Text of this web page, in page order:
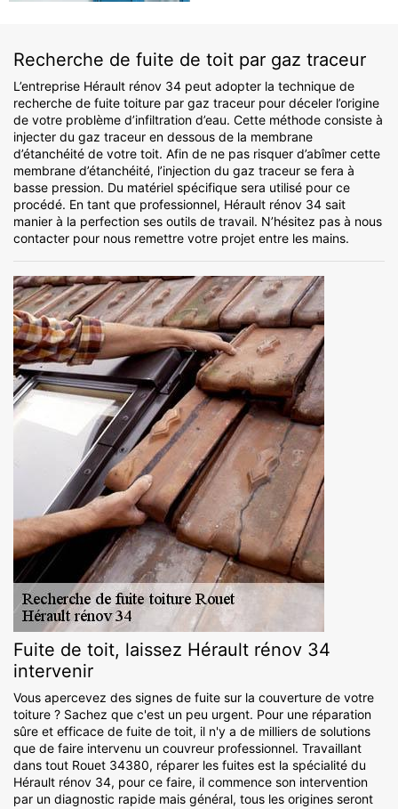
Recherche de fuite de toit par gaz traceur
L’entreprise Hérault rénov 34 peut adopter la technique de
recherche de fuite toiture par gaz traceur pour déceler l’origine
de votre problème d’infiltration d’eau. Cette méthode consiste à
injecter du gaz traceur en dessous de la membrane
d’étanchéité de votre toit. Afin de ne pas risquer d’abîmer cette
membrane d’étanchéité, l’injection du gaz traceur se fera à
basse pression. Du matériel spécifique sera utilisé pour ce
procédé. En tant que professionnel, Hérault rénov 34 sait
manier à la perfection ses outils de travail. N’hésitez pas à nous
contacter pour nous remettre votre projet entre les mains.
Fuite de toit, laissez Hérault rénov 34
intervenir
Vous apercevez des signes de fuite sur la couverture de votre
toiture ? Sachez que c'est un peu urgent. Pour une réparation
sûre et efficace de fuite de toit, il n'y a de milliers de solutions
que de faire intervenu un couvreur professionnel. Travaillant
dans tout Rouet 34380, réparer les fuites est la spécialité du
Hérault rénov 34, pour ce faire, il commence son intervention
par un diagnostic rapide mais général, tous les origines seront